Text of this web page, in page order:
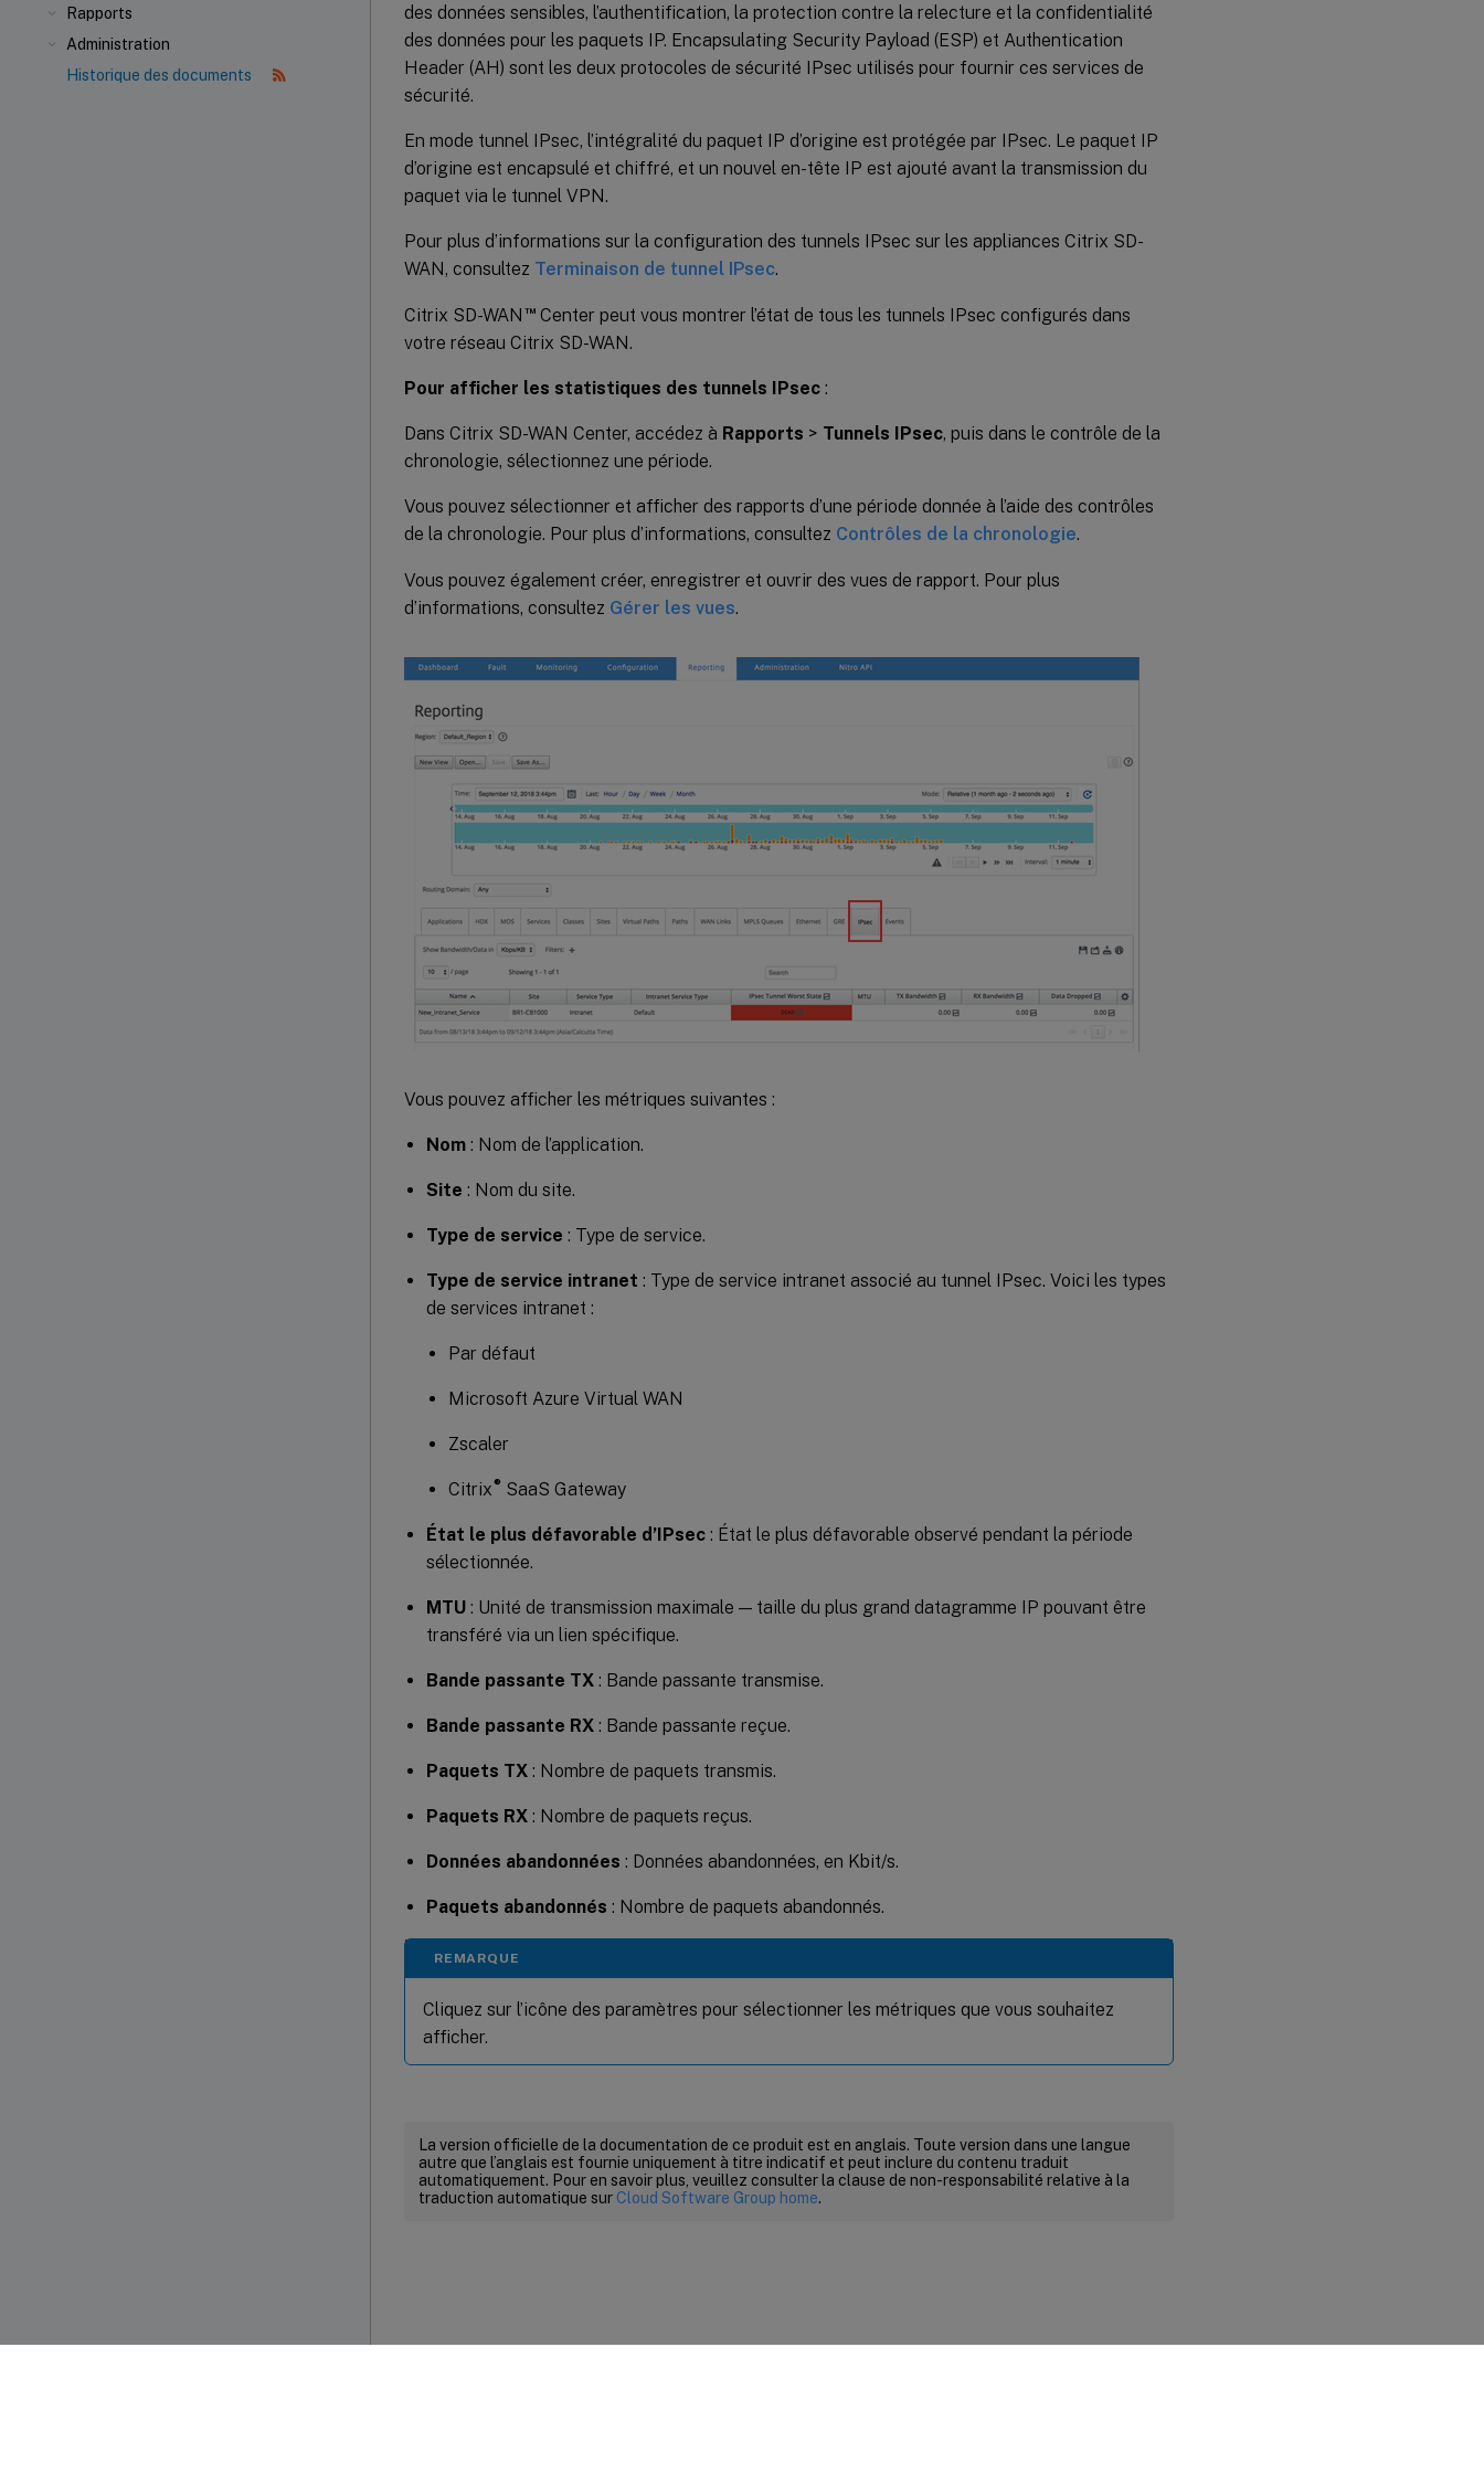
Rapports
Administration
Historique des documents
des données sensibles, l’authentification, la protection contre la relecture et la confidentialité
des données pour les paquets IP. Encapsulating Security Payload (ESP) et Authentication
Header (AH) sont les deux protocoles de sécurité IPsec utilisés pour fournir ces services de
sécurité.
En mode tunnel IPsec, l’intégralité du paquet IP d’origine est protégée par IPsec. Le paquet IP
d’origine est encapsulé et chiffré, et un nouvel en-tête IP est ajouté avant la transmission du
paquet via le tunnel VPN.
Pour plus d’informations sur la configuration des tunnels IPsec sur les appliances Citrix SD-
WAN, consultez Terminaison de tunnel IPsec.
Citrix SD-WAN ™Center peut vous montrer l’état de tous les tunnels IPsec configurés dans
votre réseau Citrix SD-WAN.
Pour afficher les statistiques des tunnels IPsec :
Dans Citrix SD-WAN Center, accédez à Rapports > Tunnels IPsec, puis dans le contrôle de la
chronologie, sélectionnez une période.
Vous pouvez sélectionner et afficher des rapports d’une période donnée à l’aide des contrôles
de la chronologie. Pour plus d’informations, consultez Contrôles de la chronologie.
Vous pouvez également créer, enregistrer et ouvrir des vues de rapport. Pour plus
d’informations, consultez Gérer les vues.
Vous pouvez afficher les métriques suivantes :
Nom : Nom de l’application.
Site : Nom du site.
Type de service : Type de service.
Type de service intranet : Type de service intranet associé au tunnel IPsec. Voici les types
de services intranet :
Par défaut
Microsoft Azure Virtual WAN
Zscaler
Citrix® SaaS Gateway
État le plus défavorable d’IPsec : État le plus défavorable observé pendant la période
sélectionnée.
MTU : Unité de transmission maximale — taille du plus grand datagramme IP pouvant être
transféré via un lien spécifique.
Bande passante TX : Bande passante transmise.
Bande passante RX : Bande passante reçue.
Paquets TX : Nombre de paquets transmis.
Paquets RX : Nombre de paquets reçus.
Données abandonnées : Données abandonnées, en Kbit/s.
Paquets abandonnés : Nombre de paquets abandonnés.
REMARQUE
Cliquez sur l’icône des paramètres pour sélectionner les métriques que vous souhaitez
afficher.
La version officielle de la documentation de ce produit est en anglais. Toute version dans une langue
autre que l’anglais est fournie uniquement à titre indicatif et peut inclure du contenu traduit
automatiquement. Pour en savoir plus, veuillez consulter la clause de non-responsabilité relative à la
traduction automatique sur Cloud Software Group home.